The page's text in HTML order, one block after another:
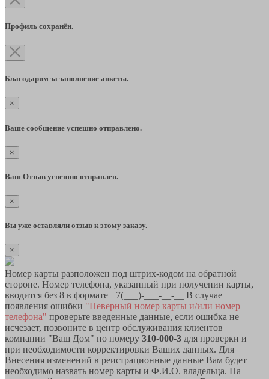
Профиль сохранён.
Благодарим за заполнение анкеты.
×
Ваше сообщение успешно отправлено.
×
Ваш Отзыв успешно отправлен.
×
Вы уже оставляли отзыв к этому заказу.
×
Номер карты разположен под штрих-кодом на обратной
стороне. Номер телефона, указанный при получении карты,
вводится без 8 в формате +7(___)-___-__-__ В случае
появления ошибки "Неверный номер карты и/или номер
телефона" проверьте введенные данные, если ошибка не
исчезает, позвоните в центр обслуживания клиентов
компании "Ваш Дом" по номеру 310-000-3 для проверки и
при необходимости корректировки Ваших данных. Для
Внесения изменений в реистрационные данные Вам будет
необходимо назвать номер карты и Ф.И.О. владельца. На